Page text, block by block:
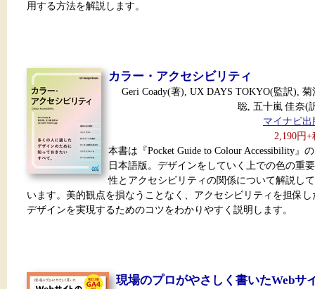
用する方法を解説します。
カラー・アクセシビリティ
Geri Coady(著), UX DAYS TOKYO(監訳), 菊
聡, 五十嵐 佳奈(
マイナビ出
2,190円+
本書は『Pocket Guide to Colour Accessibility』の
日本語版。デザインをしていく上での色の重要
性とアクセシビリティの関係について解説して
います。美的観点を損なうことなく、アクセシビリティを担保し
デザインを実現するためのコツをわかりやすく説明します。
現場のプロがやさしく書いたWebサ